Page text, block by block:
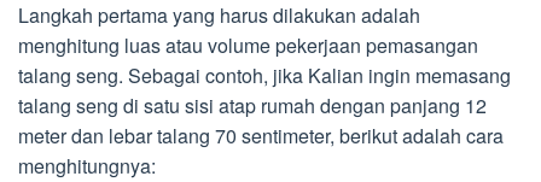
Langkah pertama yang harus dilakukan adalah
menghitung luas atau volume pekerjaan pemasangan
talang seng. Sebagai contoh, jika Kalian ingin memasang
talang seng di satu sisi atap rumah dengan panjang 12
meter dan lebar talang 70 sentimeter, berikut adalah cara
menghitungnya: